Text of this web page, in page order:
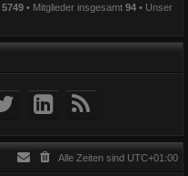
5749 • Mitglieder insgesamt 94 • Unser
Alle Zeiten sind UTC+01:00